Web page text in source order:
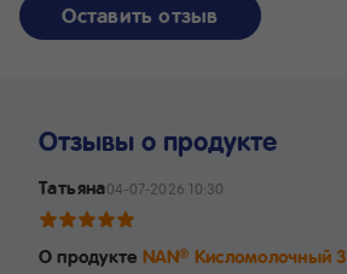
Оставить отзыв
Отзывы о продукте
Татьяна04-07-2026 10:30
О продукте NAN® Кисломолочный 3